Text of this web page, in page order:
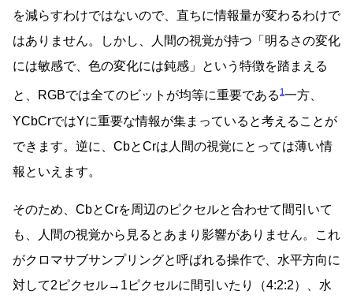
を減らすわけではないので、直ちに情報量が変わるわけで
はありません。しかし、人間の視覚が持つ「明るさの変化
には敏感で、色の変化には鈍感」という特徴を踏まえる
と、RGBでは全てのビットが均等に重要である 1 一方、
YCbCrではYに重要な情報が集まっていると考えることが
できます。逆に、CbとCrは人間の視覚にとっては薄い情
報といえます。
そのため、CbとCrを周辺のピクセルと合わせて間引いて
も、人間の視覚から見るとあまり影響がありません。これ
がクロマサブサンプリングと呼ばれる操作で、水平方向に
対して2ピクセル→1ピクセルに間引いたり（4:2:2）、水